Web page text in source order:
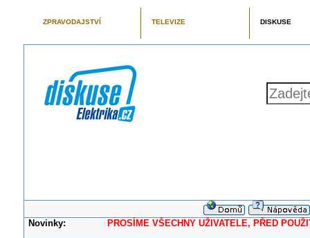
ZPRAVODAJSTVÍ TELEVIZE DISKUSE
Novinky: PROSÍME VŠECHNY UŽIVATELE, PŘED